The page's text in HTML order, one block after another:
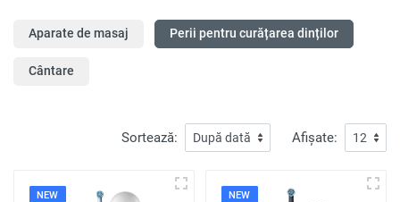
Aparate de masaj Perii pentru curățarea dinților
Cântare
Sortează: Afișate:
NEW NEW